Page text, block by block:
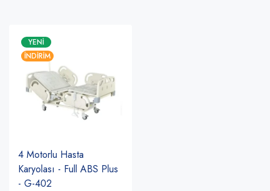
YENI
İNDIRIM
4 Motorlu Hasta
Karyolası - Full ABS Plus
- G-402